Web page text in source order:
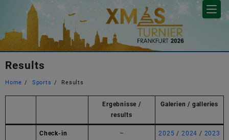
Results
Home Sports Results
Ergebnisse /
results
Galerien / galleries
Check-in – 2025 / 2024 / 2023